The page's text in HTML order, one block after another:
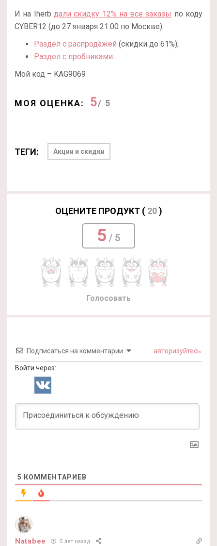
И на Iherb дали скидку 12% на все заказы по коду
CYBER12 (до 27 января 21:00 по Москве).
Раздел с распродажей (скидки до 61%);
Раздел с пробниками.
Мой код – KAG9069
МОЯ ОЦЕНКА: 5/ 5
ТЕГИ: Акции и скидки
ОЦЕНИТЕ ПРОДУКТ ( 20)
5 / 5
Голосовать
Подписаться на комментарии авторизуйтесь
Войти через:
5 КОММЕНТАРИЕВ
Natabee 5 лет назад